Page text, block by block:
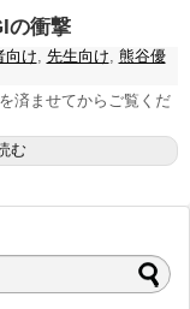
の衝撃
向け 先生向け 熊谷優
済ませてからご覧くだ
む